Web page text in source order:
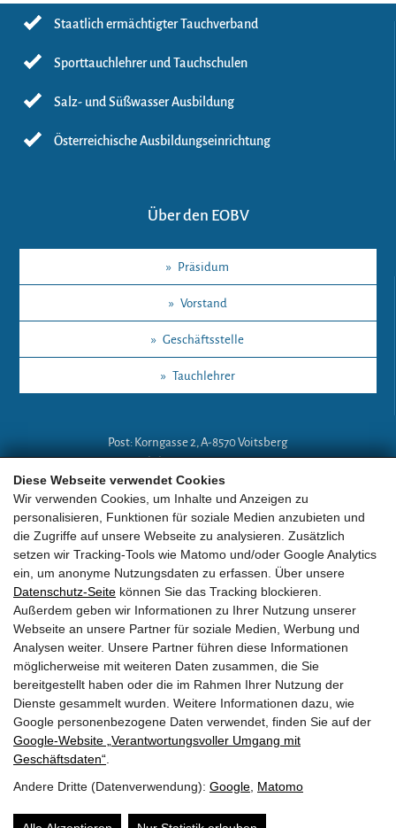
Diese Webseite verwendet Cookies
Wir verwenden Cookies, um Inhalte und Anzeigen zu
personalisieren, Funktionen für soziale Medien anzubieten und
die Zugriffe auf unsere Webseite zu analysieren. Zusätzlich
setzen wir Tracking-Tools wie Matomo und/oder Google Analytics
ein, um anonyme Nutzungsdaten zu erfassen. Über unsere
Datenschutz-Seite können Sie das Tracking blockieren.
Außerdem geben wir Informationen zu Ihrer Nutzung unserer
Webseite an unsere Partner für soziale Medien, Werbung und
Analysen weiter. Unsere Partner führen diese Informationen
möglicherweise mit weiteren Daten zusammen, die Sie
bereitgestellt haben oder die im Rahmen Ihrer Nutzung der
Dienste gesammelt wurden. Weitere Informationen dazu, wie
Google personenbezogene Daten verwendet, finden Sie auf der
Google‑Website „Verantwortungsvoller Umgang mit
Geschäftsdaten“
Andere Dritte (Datenverwendung): Google Matomo
Staatlich ermächtigter Tauchverband
Sporttauchlehrer und Tauchschulen
Salz- und Süßwasser Ausbildung
Österreichische Ausbildungseinrichtung
Über den EOBV
» Präsidum
» Vorstand
» Geschäftsstelle
» Tauchlehrer
Post: Korngasse 2, A-8570 Voitsberg
Mobil: +43 (0)664 18 67 394
E-Mail: lg-a@eobv.eu
Weitere Links
» ARGE Tauchen
» ÖGTH
» CEDIP
» DAN
EOBV• Korngasse 2• A-8570Voitsberg•ZVR Zahl: